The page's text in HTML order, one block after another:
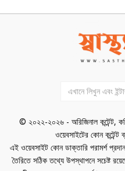
© ২০২২-২০২৬ - অরিজিনাল কন্টেন্ট,
ওয়েবসাইটের কোন
এই ওয়েবসাইট কোন ডাক্তারি পরামর্শ
তৈরিতে সঠিক তথ্যে উপস্থাপনে সচেষ্ট